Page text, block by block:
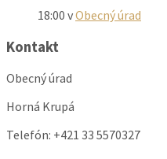
18:00 vObecný úrad
Kontakt
Obecný úrad
Horná Krupá
Telefón: +421 33 5570327